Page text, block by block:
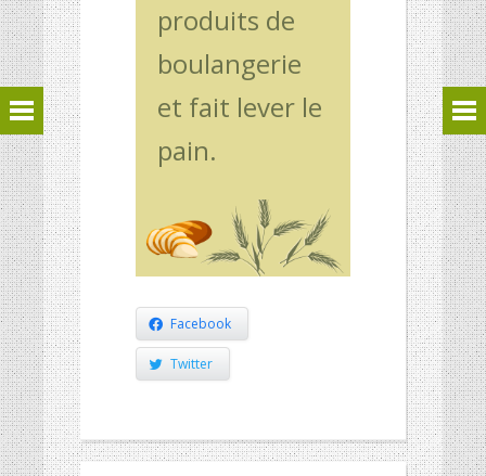
produits de
boulangerie
et fait lever le
pain.
Facebook
Twitter